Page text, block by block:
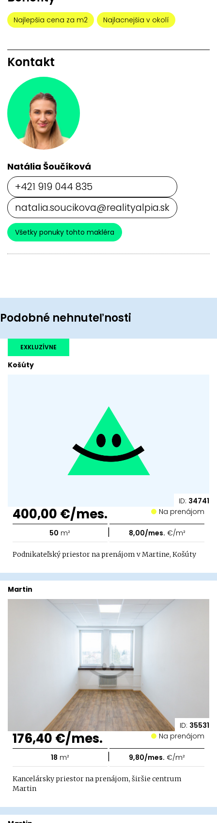
Najlepšia cena za m2 Najlacnejšia v okolí
Kontakt
Natália Šoučíková
+421 919 044 835
natalia.soucikova@realityalpia.sk
Všetky ponuky tohto makléra
Podobné nehnuteľnosti
ID: 34741
Košúty
EXKLUZÍVNE
400,00 €/mes. Na prenájom
50 m² | 8,00/mes. €/m²
Podnikateľský priestor na prenájom v Martine, Košúty
ID: 35531
Martin
176,40 €/mes. Na prenájom
18 m² | 9,80/mes. €/m²
Kancelársky priestor na prenájom, širšie centrum
Martin